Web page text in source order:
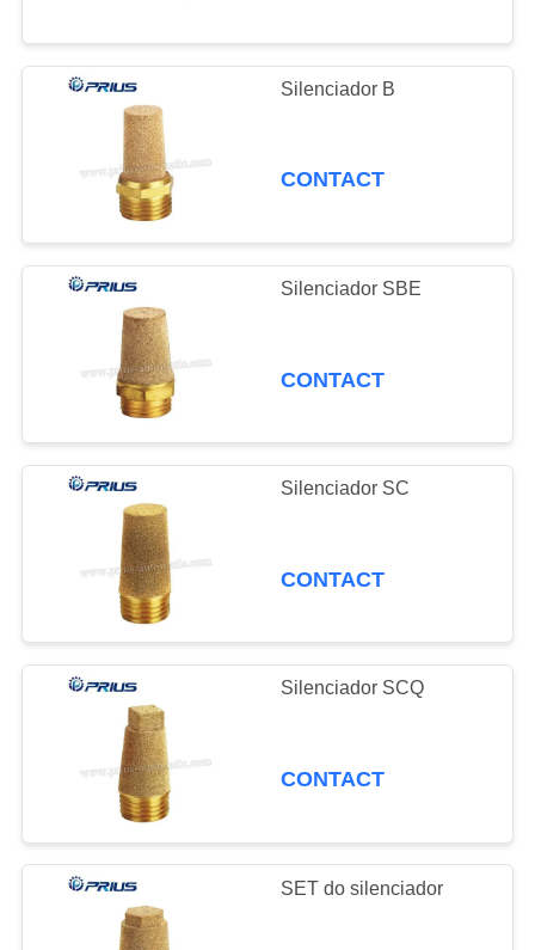
Silenciador B
CONTACT
Silenciador SBE
CONTACT
Silenciador SC
CONTACT
Silenciador SCQ
CONTACT
SET do silenciador